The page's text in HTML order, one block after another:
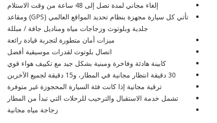
إلغاء مجاني لمدة تصل إلى 48 ساعة من وقت الاستلام
تأتي كل سيارة مجهزة بنظام تحديد المواقع العالمي (GPS) ومقاعد
جلدية وبلوتوث وزجاجات مياه ومناديل جافة / مبللة
ميزات أمان متطورة لتجربة قيادة رائعة
اتصال بلوتوث لقدرات موسيقية أفضل
كابينة هادئة وفاخرة ومبنية بشكل جيد مع تكييف هواء قوي
30 دقيقة انتظار مجانية في المطار، و15 دقيقة لجميع الآخرين
ترقية مجانية إذا كانت فئة السيارة المحجوزة غير متوفرة
تشمل خدمة الاستقبال والترحيب للرحلات التي تبدأ من المطار
زجاجة مياه مجانية